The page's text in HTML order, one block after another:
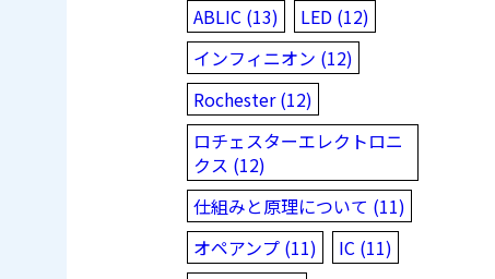
ABLIC (13)
LED (12)
インフィニオン (12)
Rochester (12)
ロチェスターエレクトロニ
クス (12)
仕組みと原理について (11)
オペアンプ (11)
IC (11)